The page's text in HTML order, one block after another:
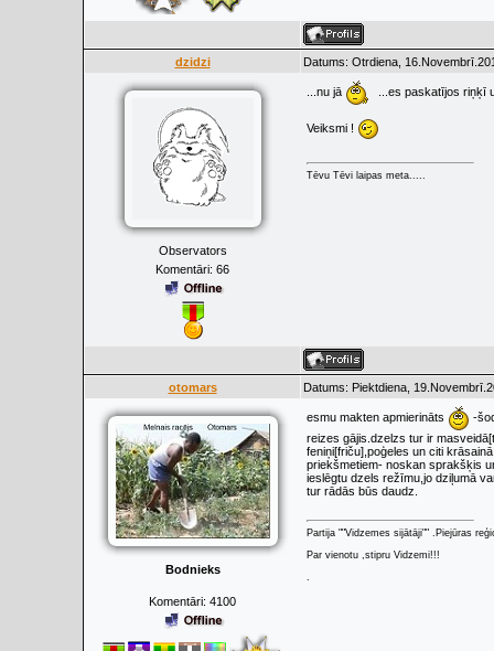
dzidzi Datums: Otrdiena,
Observators
Komentāri: 66
...nu jā ...es paskatījos riņķī
Veiksmi !
Tēvu Tēvi laipas meta.....
otomars Datums: Piektdiena,
Bodnieks
Komentāri: 4100
esmu makten apmierināts
-
reizes gājis.dzelzs tur ir
feniņi[friču],poģeles un citi
priekšmetiem- noskan sprakšķis
ieslēgtu dzels režīmu,jo dziļumā
tur rādās būs daudz.
Partija ""Vidzemes sijātāji"" .Piejūras
Par vienotu ,stipru Vidzemi!!!
.